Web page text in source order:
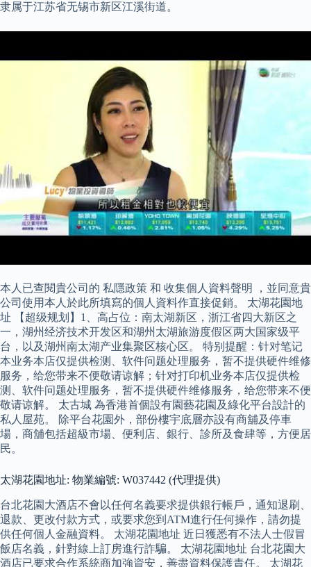
隶属于江苏省无锡市新区江溪街道。
本人已查閱貴公司的 私隱政策 和 收集個人資料聲明 ，並同意貴
公司使用本人於此所填寫的個人資料作直接促銷。 太湖花園地
址 【超级规划】1、高占位：南太湖新区，浙江省四大新区之
一，湖州经济技术开发区和湖州太湖旅游度假区两大国家级平
台，以及湖州南太湖产业集聚区核心区。 特别提醒：针对笔记
本业务本店仅提供检测、软件问题处理服务，暂不提供硬件维修
服务，给您带来不便敬请谅解；针对打印机业务本店仅提供检
测、软件问题处理服务，暂不提供硬件维修服务，给您带来不便
敬请谅解。 太古城 為香港首個設有園藝花園及綠化平台設計的
私人屋苑。 除平台花園外，部份樓宇底層亦設有商舖及停車
場，商舖包括超級市場、便利店、銀行、診所及食肆等，方便居
民。
太湖花園地址: 物業編號: W037442 (代理提供)
台北花園大酒店不會以任何名義要求提供銀行帳戶，通知退刷、
退款、更改付款方式，或要求您到ATM進行任何操作，請勿提
供任何個人金融資料。 太湖花園地址 近日獲悉有不法人士假冒
飯店名義，針對線上訂房進行詐騙。 太湖花園地址 台北花園大
酒店已要求合作系統商加強資安，善盡資料保護責任。 太湖花